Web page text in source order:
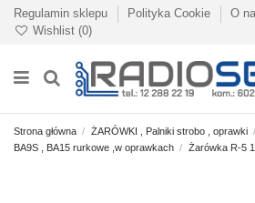
Regulamin sklepu Polityka Cookie O
Wishlist (0)
Strona główna ŻARÓWKI , Palniki strobo , oprawki
BA9S , BA15 rurkowe ,w oprawkach
Żarówka R-5